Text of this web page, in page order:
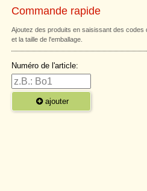
Commande rapide
Ajoutez des produits en saisissant des
et la taille de l'emballage.
Numéro de l'article:
ajouter